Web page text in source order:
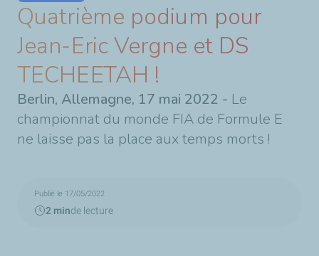
Quatrième podium pour
Jean-Eric Vergne et DS
TECHEETAH !
Berlin, Allemagne, 17 mai 2022 - Le
championnat du monde FIA de Formule E
ne laisse pas la place aux temps morts !
Publié le 17/05/2022
2 minde lecture